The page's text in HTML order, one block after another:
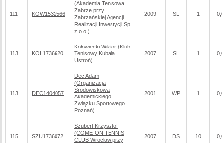
111 KOW1532566
(Akademia Tenisowa
Zabrze przy
Zabrzańskiej Agencji
Realizacji Inwestycji Sp
z o.o.)
2009 SL 1
113 KOL1736620
Kołowiecki Wiktor (Klub
Tenisowy Kubala
Ustroń)
2007 SL 1
113 DEC1404057
Dec Adam
(Organizacja
Środowiskowa
Akademickiego
Związku Sportowego
Poznań)
2001 WP 1
115 SZU1736072
Szubert Krzysztof
(COME-ON TENNIS
CLUB Wrocław przy
2007 DS 10